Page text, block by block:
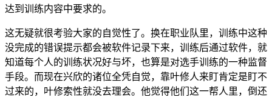
达到训练内容中要求的。
这无疑就很考验大家的自觉性了。换在职业队里，训练中这种
没完成的错误提示都会被软件记录下来，训练后通过软件，就
知道每个人的训练状况好与坏，也算是对选手训练的一种监督
手段。而现在兴欣的诸位全凭自觉，靠叶修人来盯肯定是盯不
过来的，叶修索性就没去理会。他觉得他们这一帮人里，倒还